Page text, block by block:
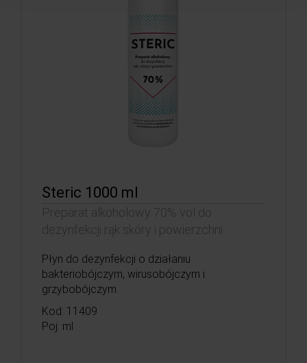
Steric 1000 ml
Preparat alkoholowy 70% vol do
dezynfekcji rąk skóry i powierzchni
Płyn do dezynfekcji o działaniu
bakteriobójczym, wirusobójczym i
grzybobójczym.
Kod: 11409
Poj: ml